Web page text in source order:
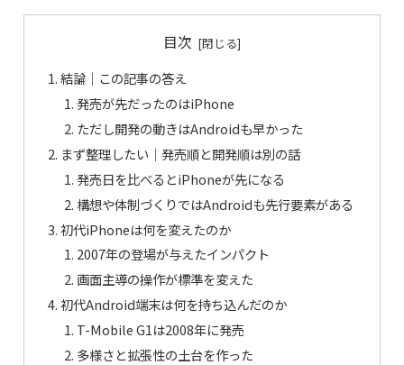
目次
結論｜この記事の答え
発売が先だったのはiPhone
ただし開発の動きはAndroidも早かった
まず整理したい｜発売順と開発順は別の話
発売日を比べるとiPhoneが先になる
構想や体制づくりではAndroidも先行要素がある
初代iPhoneは何を変えたのか
2007年の登場が与えたインパクト
画面主導の操作が標準を変えた
初代Android端末は何を持ち込んだのか
T-Mobile G1は2008年に発売
多様さと拡張性の土台を作った